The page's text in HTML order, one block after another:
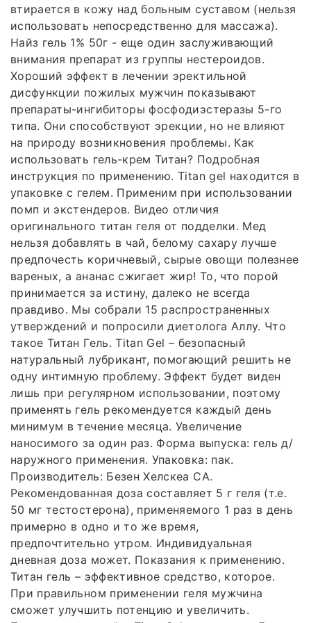
втирается в кожу над больным суставом (нельзя
использовать непосредственно для массажа).
Найз гель 1% 50г - еще один заслуживающий
внимания препарат из группы нестероидов.
Хороший эффект в лечении эректильной
дисфункции пожилых мужчин показывают
препараты-ингибиторы фосфодиэстеразы 5-го
типа. Они способствуют эрекции, но не влияют
на природу возникновения проблемы. Как
использовать гель-крем Титан? Подробная
инструкция по применению. Titan gel находится в
упаковке с гелем. Применим при использовании
помп и экстендеров. Видео отличия
оригинального титан геля от подделки. Мед
нельзя добавлять в чай, белому сахару лучше
предпочесть коричневый, сырые овощи полезнее
вареных, а ананас сжигает жир! То, что порой
принимается за истину, далеко не всегда
правдиво. Мы собрали 15 распространенных
утверждений и попросили диетолога Аллу. Что
такое Титан Гель. Titan Gel – безопасный
натуральный лубрикант, помогающий решить не
одну интимную проблему. Эффект будет виден
лишь при регулярном использовании, поэтому
применять гель рекомендуется каждый день
минимум в течение месяца. Увеличение
наносимого за один раз. Форма выпуска: гель д/
наружного применения. Упаковка: пак.
Производитель: Безен Хелскеа СА.
Рекомендованная доза составляет 5 г геля (т.е.
50 мг тестостерона), применяемого 1 раз в день
примерно в одно и то же время,
предпочтительно утром. Индивидуальная
дневная доза может. Показания к применению.
Титан гель – эффективное средство, которое.
При правильном применении геля мужчина
сможет улучшить потенцию и увеличить.